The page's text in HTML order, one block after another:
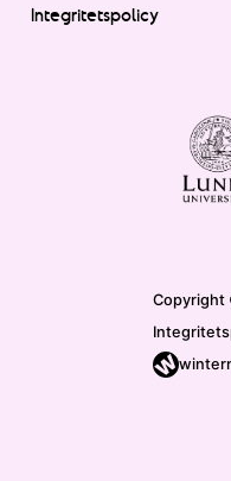
Integritetspolicy
Copyright